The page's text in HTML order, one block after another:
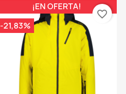
¡EN OFERTA!
-21,83%
favorite_border